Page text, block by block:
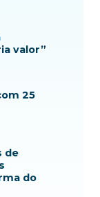
valor”
25
de
do